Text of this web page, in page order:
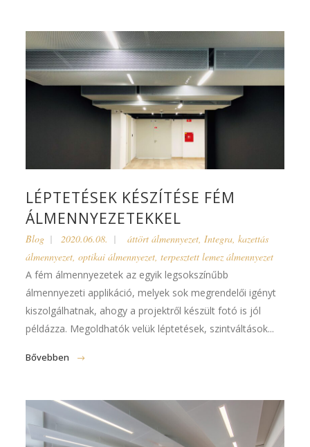
LÉPTETÉSEK KÉSZÍTÉSE FÉM
ÁLMENNYEZETEKKEL
Blog 2020.06.08. áttört álmennyezet,Integra,kazettás
álmennyezet,optikai álmennyezet,terpesztett lemez álmennyezet
A fém álmennyezetek az egyik legsokszínűbb
álmennyezeti applikáció, melyek sok megrendelői igényt
kiszolgálhatnak, ahogy a projektről készült fotó is jól
példázza. Megoldhatók velük léptetések, szintváltások...
Bővebben